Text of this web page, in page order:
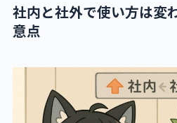
社内と社外で使い方は変
意点